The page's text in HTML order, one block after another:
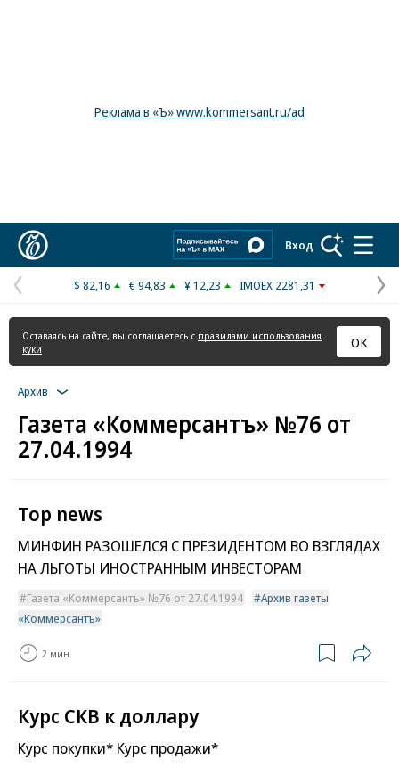
Реклама в «Ъ» www.kommersant.ru/ad
Вход
Предыдущая
страница
$ 82,16 € 94,83 ¥ 12,23 IMOEX 2281,31
Оставаясь на сайте, вы соглашаетесь с правилами использования
куки
ОК
Архив
Газета «Коммерсантъ» №76 от
27.04.1994
Top news
МИНФИН РАЗОШЕЛСЯ С ПРЕЗИДЕНТОМ ВО ВЗГЛЯДАХ
НА ЛЬГОТЫ ИНОСТРАННЫМ ИНВЕСТОРАМ
Газета «Коммерсантъ» №76 от 27.04.1994
Архив газеты
«Коммерсантъ»
2 мин.
Курс СКВ к доллару
Курс покупки* Курс продажи*